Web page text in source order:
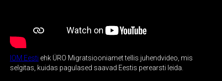
IOM Eesti ehk ÜRO Migratsiooniamet tellis juhendvideo, mis
selgitas, kuidas pagulased saavad Eestis perearsti leida.